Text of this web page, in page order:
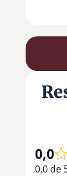
0,0
0,0 de